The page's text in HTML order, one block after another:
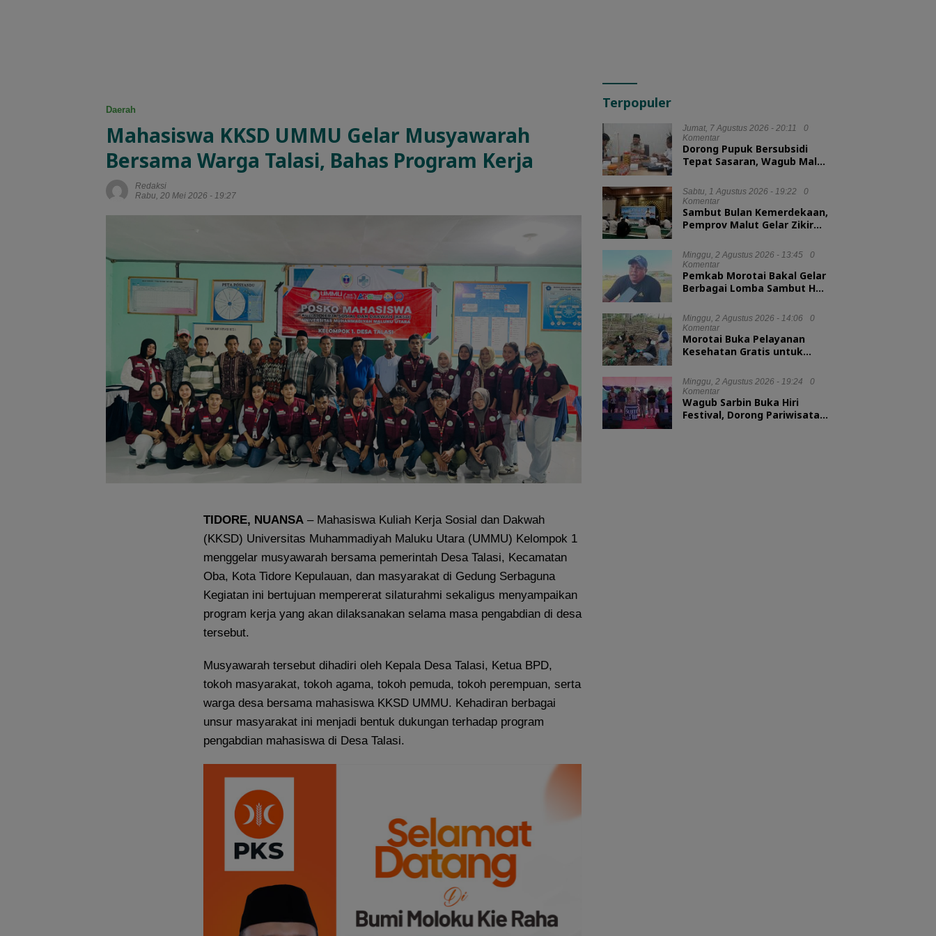
Daerah
Mahasiswa KKSD UMMU Gelar Musyawarah
Bersama Warga Talasi, Bahas Program Kerja
Redaksi
Rabu, 20 Mei 2026 - 19:27
TIDORE, NUANSA – Mahasiswa Kuliah Kerja Sosial dan Dakwah
(KKSD) Universitas Muhammadiyah Maluku Utara (UMMU) Kelompok 1
menggelar musyawarah bersama pemerintah Desa Talasi, Kecamatan
Oba, Kota Tidore Kepulauan, dan masyarakat di Gedung Serbaguna
Kegiatan ini bertujuan mempererat silaturahmi sekaligus menyampaikan
program kerja yang akan dilaksanakan selama masa pengabdian di desa
tersebut.
Musyawarah tersebut dihadiri oleh Kepala Desa Talasi, Ketua BPD,
tokoh masyarakat, tokoh agama, tokoh pemuda, tokoh perempuan, serta
warga desa bersama mahasiswa KKSD UMMU. Kehadiran berbagai
unsur masyarakat ini menjadi bentuk dukungan terhadap program
pengabdian mahasiswa di Desa Talasi.
Terpopuler
Jumat, 7 Agustus 2026 - 20:11
0
Komentar
Dorong Pupuk Bersubsidi
Tepat Sasaran, Wagub Malut
Digitalisasi
Sabtu, 1 Agustus 2026 - 19:22
0
Komentar
Sambut Bulan Kemerdekaan,
Pemprov Malut Gelar Zikir
Minggu, 2 Agustus 2026 - 13:45
0
Komentar
Pemkab Morotai Bakal Gelar
Berbagai Lomba Sambut HUT
Minggu, 2 Agustus 2026 - 14:06
0
Komentar
Morotai Buka Pelayanan
Kesehatan Gratis untuk
Minggu, 2 Agustus 2026 - 19:24
0
Komentar
Wagub Sarbin Buka Hiri
Festival, Dorong Pariwisata